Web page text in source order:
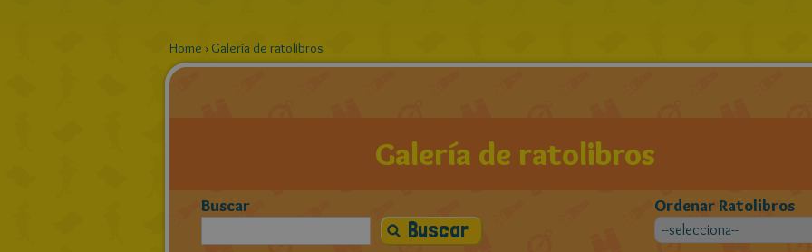
Home › Galería de ratolibros
Galería de ratolibros
Buscar Ordenar Ratolibros